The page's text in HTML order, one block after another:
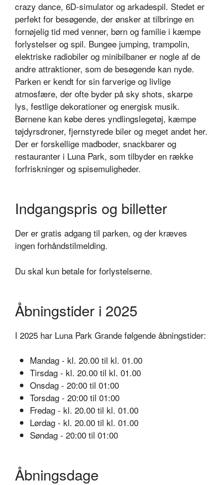
crazy dance, 6D-simulator og arkadespil. Stedet er
perfekt for besøgende, der ønsker at tilbringe en
fornøjelig tid med venner, børn og familie i kæmpe
forlystelser og spil. Bungee jumping, trampolin,
elektriske radiobiler og minibilbaner er nogle af de
andre attraktioner, som de besøgende kan nyde.
Parken er kendt for sin farverige og livlige
atmosfære, der ofte byder på sky shots, skarpe
lys, festlige dekorationer og energisk musik.
Børnene kan købe deres yndlingslegetøj, kæmpe
tøjdyrsdroner, fjernstyrede biler og meget andet her.
Der er forskellige madboder, snackbarer og
restauranter i Luna Park, som tilbyder en række
forfriskninger og spisemuligheder.
Indgangspris og billetter
Der er gratis adgang til parken, og der kræves
ingen forhåndstilmelding.
Du skal kun betale for forlystelserne.
Åbningstider i 2025
I 2025 har Luna Park Grande følgende åbningstider:
Mandag - kl. 20.00 til kl. 01.00
Tirsdag - kl. 20.00 til kl. 01.00
Onsdag - 20:00 til 01:00
Torsdag - 20:00 til 01:00
Fredag - kl. 20.00 til kl. 01.00
Lørdag - kl. 20.00 til kl. 01.00
Søndag - 20:00 til 01:00
Åbningsdage